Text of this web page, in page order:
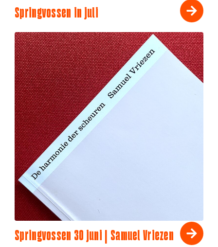
Springvossen in juli
Springvossen 30 juni | Samuel Vriezen